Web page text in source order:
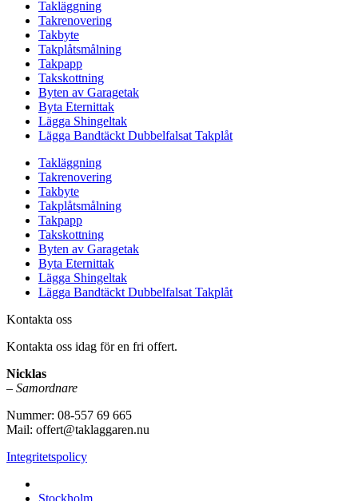
Takläggning
Takrenovering
Takbyte
Takplåtsmålning
Takpapp
Takskottning
Byten av Garagetak
Byta Eternittak
Lägga Shingeltak
Lägga Bandtäckt Dubbelfalsat Takplåt
Takläggning
Takrenovering
Takbyte
Takplåtsmålning
Takpapp
Takskottning
Byten av Garagetak
Byta Eternittak
Lägga Shingeltak
Lägga Bandtäckt Dubbelfalsat Takplåt
Kontakta oss
Kontakta oss idag för en fri offert.
Nicklas
– Samordnare
Nummer: 08-557 69 665
Mail: offert@taklaggaren.nu
Integritetspolicy
Stockholm,